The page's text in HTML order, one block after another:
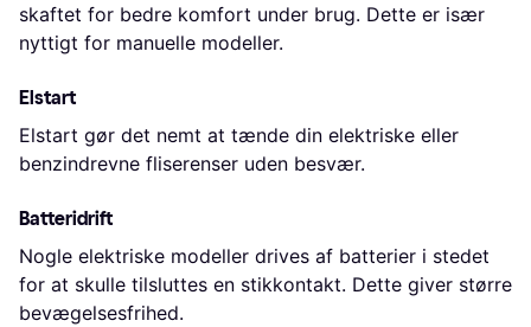
skaftet for bedre komfort under brug. Dette er især
nyttigt for manuelle modeller.
Elstart
Elstart gør det nemt at tænde din elektriske eller
benzindrevne fliserenser uden besvær.
Batteridrift
Nogle elektriske modeller drives af batterier i stedet
for at skulle tilsluttes en stikkontakt. Dette giver større
bevægelsesfrihed.